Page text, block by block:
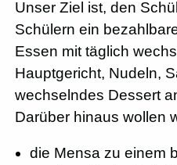
Unser Ziel ist, den
Schülern ein
Essen mit täglich
Hauptgericht, Nudeln,
wechselndes Dessert
Darüber hinaus wollen
die Mensa zu einem